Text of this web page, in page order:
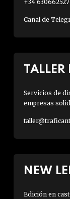
+34 630662527
Canal de
TALLER
Servicios de
empresas
NEW
Edición en